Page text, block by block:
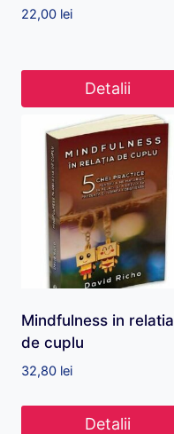
22,00 lei
Detalii
Mindfulness in relatia
de cuplu
32,80 lei
Detalii